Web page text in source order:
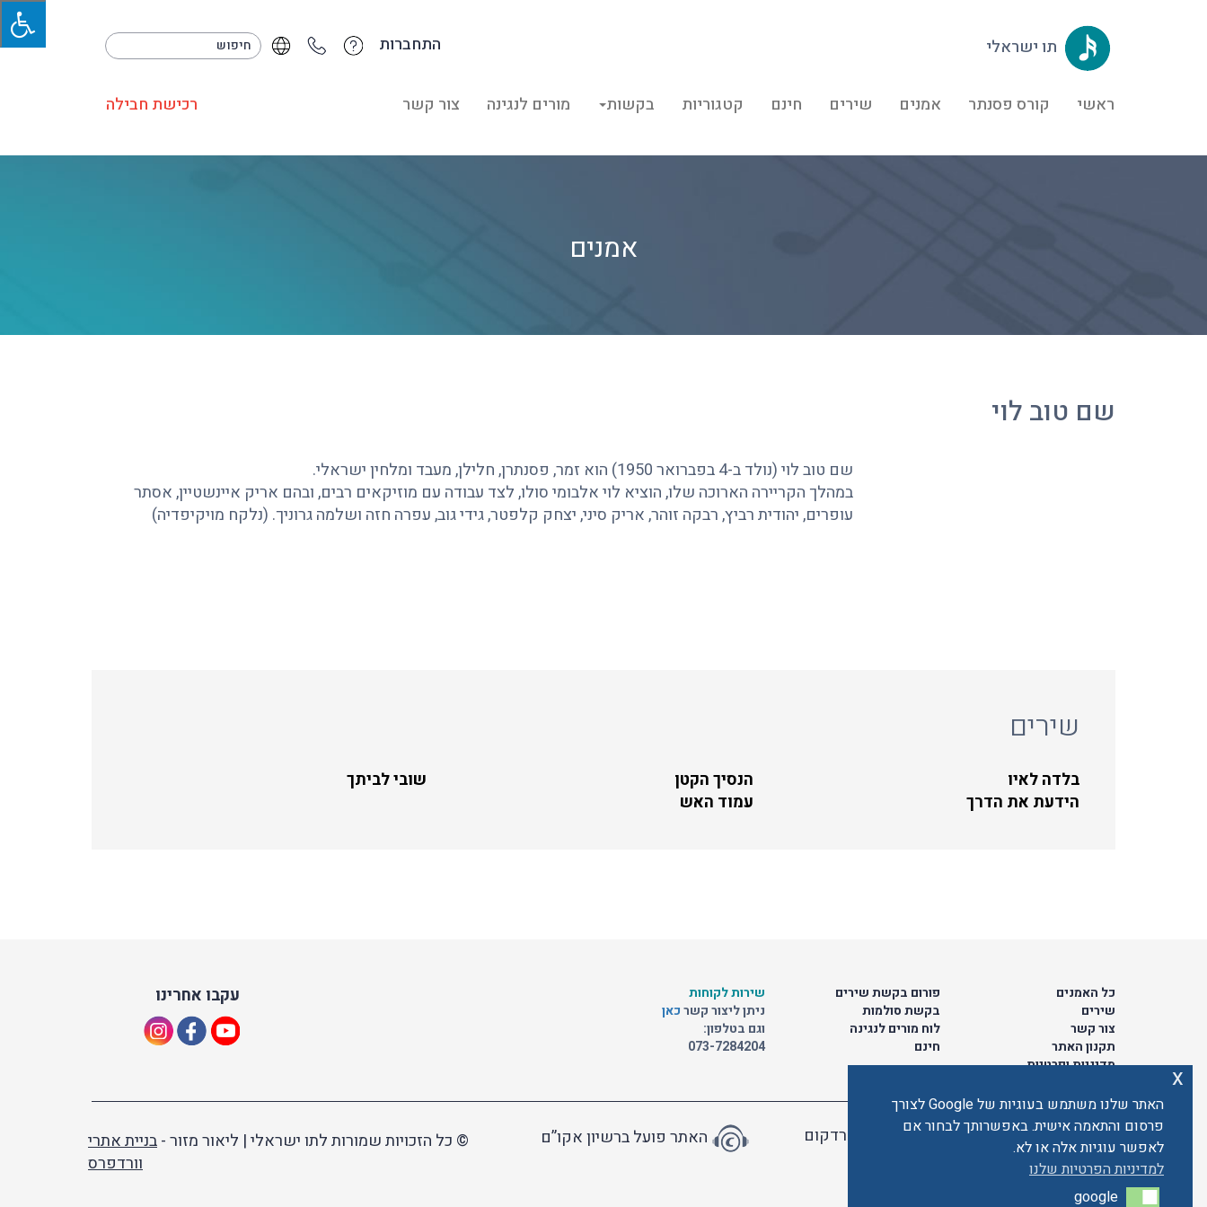
התחברות תו ישראלי
ראשי קורס פסנתר אמנים שירים חינם קטגוריות בקשות מורים לנגינה צור קשר רכישת חבילה
אמנים
שם טוב לוי
שם טוב לוי (נולד ב-4 בפברואר 1950) הוא זמר, פסנתרן, חלילן, מעבד ומלחין ישראלי.
במהלך הקריירה הארוכה שלו, הוציא לוי אלבומי סולו, לצד עבודה עם מוזיקאים רבים, ובהם אריק איינשטיין, אסתר
עופרים, יהודית רביץ, רבקה זוהר, אריק סיני, יצחק קלפטר, גידי גוב, עפרה חזה ושלמה גרוניך. (נלקח מויקיפדיה)
שירים
בלדה לאיו
הידעת את הדרך
הנסיך הקטן
עמוד האש
שובי לביתך
עקבו אחרינו
שירות לקוחות
ניתן ליצור קשרכאן
וגם בטלפון:
073-7284204
פורום בקשת שירים
בקשת סולמות
לוח מורים לנגינה
חינם
כל האמנים
שירים
צור קשר
תקנון האתר
מדיניות ופרטיות
© כל הזכויות שמורות לתו ישראלי | ליאור מזור -בניית אתרי
וורדפרס
האתר פועל ברשיון אקו”ם האתר מאובטח ע"י קארדקום
האתר שלנו משתמש בעוגיות של Google לצורך
פרסום והתאמה אישית. באפשרותך לבחור אם
לאפשר עוגיות אלה או לא.
למדיניות הפרטיות שלנו
google
google
x